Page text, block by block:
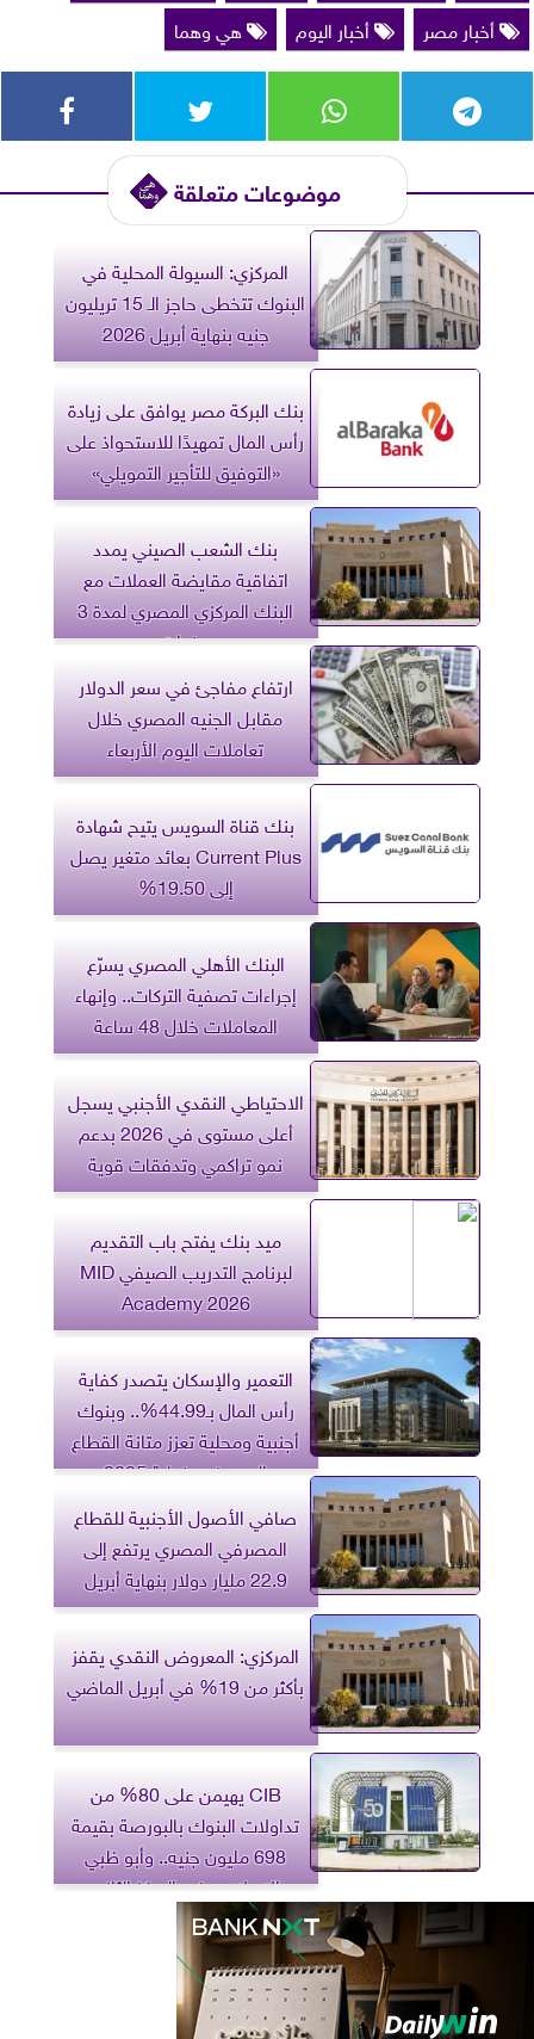
أخبار مصر
أخبار اليوم هي وهما
موضوعات متعلقة
المركزي: السيولة المحلية في
البنوك تتخطى حاجز الـ 15 تريليون
جنيه بنهاية أبريل 2026
بنك البركة مصر يوافق على زيادة
رأس المال تمهيدًا للاستحواذ على
«التوفيق للتأجير التمويلي»
بنك الشعب الصيني يمدد
اتفاقية مقايضة العملات مع
البنك المركزي المصري لمدة 3
سنوات
ارتفاع مفاجئ في سعر الدولار
مقابل الجنيه المصري خلال
تعاملات اليوم الأربعاء
بنك قناة السويس يتيح شهادة
Current Plus بعائد متغير يصل
إلى 19.50%
البنك الأهلي المصري يسرّع
إجراءات تصفية التركات.. وإنهاء
المعاملات خلال 48 ساعة
الاحتياطي النقدي الأجنبي يسجل
أعلى مستوى في 2026 بدعم
نمو تراكمي وتدفقات قوية
ميد بنك يفتح باب التقديم
لبرنامج التدريب الصيفي MID
Academy 2026
التعمير والإسكان يتصدر كفاية
رأس المال بـ44.99%.. وبنوك
أجنبية ومحلية تعزز متانة القطاع
المصرفي بنهاية 2025
صافي الأصول الأجنبية للقطاع
المصرفي المصري يرتفع إلى
22.9 مليار دولار بنهاية أبريل
المركزي: المعروض النقدي يقفز
بأكثر من 19% في أبريل الماضي
CIB يهيمن على 80% من
تداولات البنوك بالبورصة بقيمة
698 مليون جنيه.. وأبو ظبي
الإسلامي في المركز الثاني